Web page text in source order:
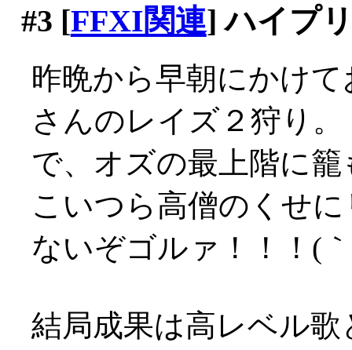
#3 [FFXI関連] ハイプ
昨晩から早朝にかけ
さんのレイズ２狩り。
で、オズの最上階に
こいつら高僧のくせ
ないぞゴルァ！！！(
結局成果は高レベル